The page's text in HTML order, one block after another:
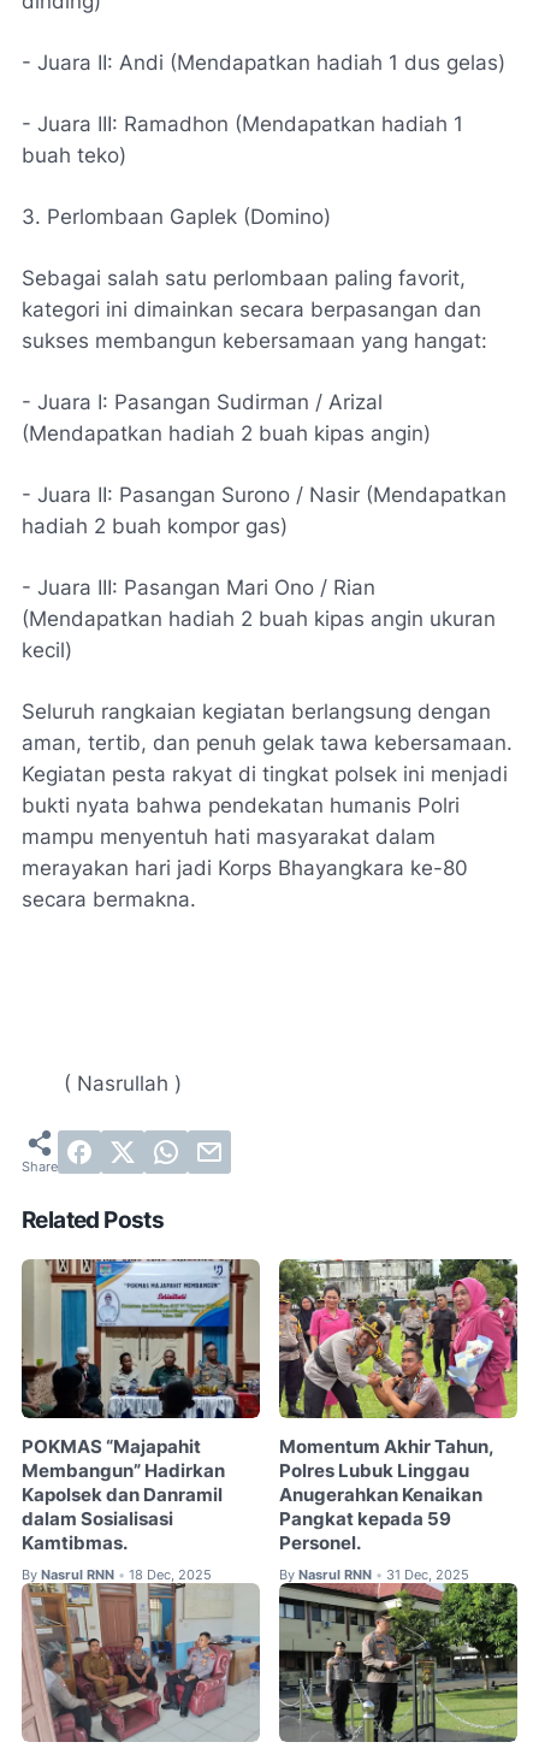
- Juara II: Andi (Mendapatkan hadiah 1 dus gelas)
- Juara III: Ramadhon (Mendapatkan hadiah 1
buah teko)
3. Perlombaan Gaplek (Domino)
Sebagai salah satu perlombaan paling favorit,
kategori ini dimainkan secara berpasangan dan
sukses membangun kebersamaan yang hangat:
- Juara I: Pasangan Sudirman / Arizal
(Mendapatkan hadiah 2 buah kipas angin)
- Juara II: Pasangan Surono / Nasir (Mendapatkan
hadiah 2 buah kompor gas)
- Juara III: Pasangan Mari Ono / Rian
(Mendapatkan hadiah 2 buah kipas angin ukuran
kecil)
Seluruh rangkaian kegiatan berlangsung dengan
aman, tertib, dan penuh gelak tawa kebersamaan.
Kegiatan pesta rakyat di tingkat polsek ini menjadi
bukti nyata bahwa pendekatan humanis Polri
mampu menyentuh hati masyarakat dalam
merayakan hari jadi Korps Bhayangkara ke-80
secara bermakna.
( Nasrullah )
Related Posts
POKMAS “Majapahit
Membangun” Hadirkan
Kapolsek dan Danramil
dalam Sosialisasi
Kamtibmas.
By Nasrul RNN • 18 Dec, 2025
Momentum Akhir Tahun,
Polres Lubuk Linggau
Anugerahkan Kenaikan
Pangkat kepada 59
Personel.
By Nasrul RNN • 31 Dec, 2025